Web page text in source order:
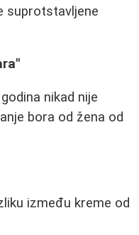
suprotstavljene
nikad nije
bora od žena od
između kreme od